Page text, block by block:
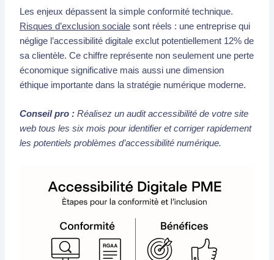
Les enjeux dépassent la simple conformité technique.
Risques d’exclusion socialesont réels : une entreprise qui
néglige l’accessibilité digitale exclut potentiellement 12% de
sa clientèle. Ce chiffre représente non seulement une perte
économique significative mais aussi une dimension
éthique importante dans la stratégie numérique moderne.
Conseil pro : Réalisez un audit accessibilité de votre site
web tous les six mois pour identifier et corriger rapidement
les potentiels problèmes d’accessibilité numérique.